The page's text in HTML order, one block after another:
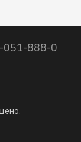
051-888-0